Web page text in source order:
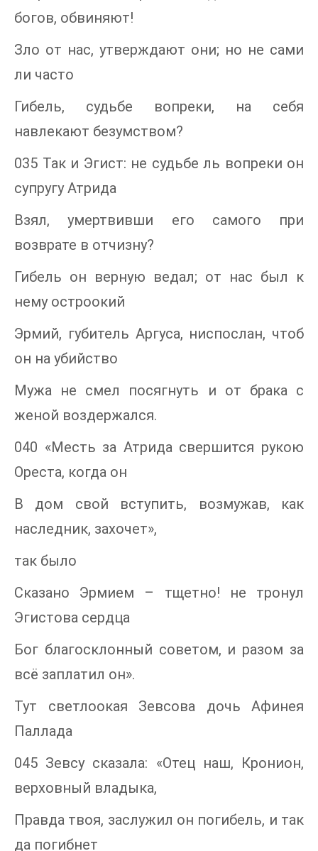
богов, обвиняют!
Зло от нас, утверждают они; но не сами
ли часто
Гибель, судьбе вопреки, на себя
навлекают безумством?
035 Так и Эгист: не судьбе ль вопреки он
супругу Атрида
Взял, умертвивши его самого при
возврате в отчизну?
Гибель он верную ведал; от нас был к
нему остроокий
Эрмий, губитель Аргуса, ниспослан, чтоб
он на убийство
Мужа не смел посягнуть и от брака с
женой воздержался.
040 «Месть за Атрида свершится рукою
Ореста, когда он
В дом свой вступить, возмужав, как
наследник, захочет»,
так было
Сказано Эрмием – тщетно! не тронул
Эгистова сердца
Бог благосклонный советом, и разом за
всё заплатил он».
Тут светлоокая Зевсова дочь Афинея
Паллада
045 Зевсу сказала: «Отец наш, Кронион,
верховный владыка,
Правда твоя, заслужил он погибель, и так
да погибнет